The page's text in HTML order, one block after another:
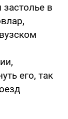
застолье в
его, так